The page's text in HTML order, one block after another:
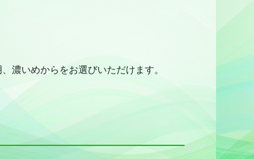
濃いめからをお選びいただけます。